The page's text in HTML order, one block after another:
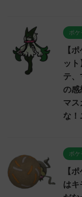
ポ
【
ッ
テ、
の
マス
な！
ポ
【
は